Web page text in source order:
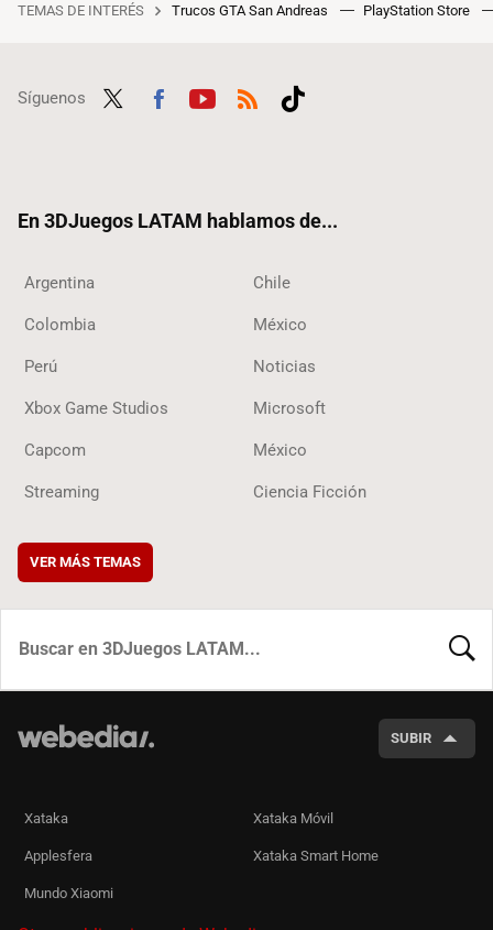
TEMAS DE INTERÉS Trucos GTA San Andreas PlayStation Store
Síguenos
En 3DJuegos LATAM hablamos de...
Argentina Chile
Colombia México
Perú Noticias
Xbox Game Studios Microsoft
Capcom México
Streaming Ciencia Ficción
VER MÁS TEMAS
SUBIR
Xataka Xataka Móvil
Applesfera Xataka Smart Home
Mundo Xiaomi